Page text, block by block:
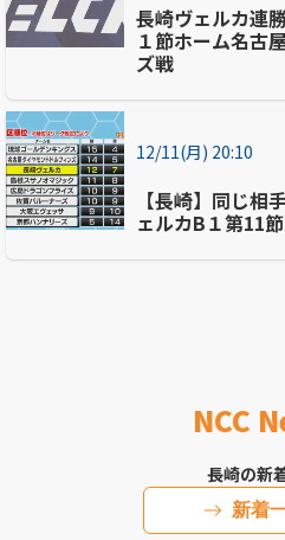
長崎ヴェルカ連
１節ホーム名古
ズ戦
12/11(月) 20:10
【長崎】同じ相
ェルカB１第11
NCC
長崎の新
新着